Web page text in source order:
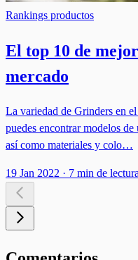
Rankings productos
El top 10 de
mercado
La variedad de Grinders en
puedes encontrar modelos
así como materiales y colo…
19 Jan 2022 · 7 min de lectura